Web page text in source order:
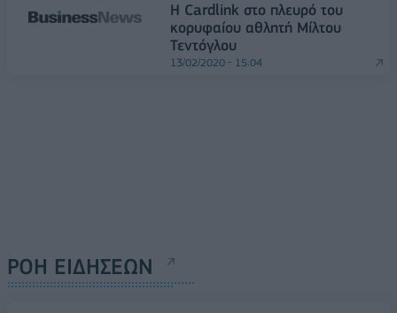
Η Cardlink στο πλευρό του
κορυφαίου αθλητή Μίλτου
Τεντόγλου
13/02/2020 - 15:04
ΡΟΗ ΕΙΔΗΣΕΩΝ